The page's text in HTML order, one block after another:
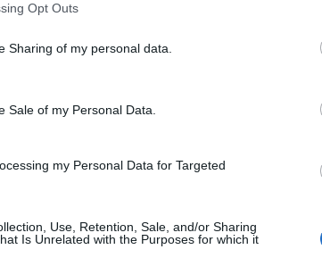
Opt Outs
Sharing of my personal data.
Sale of my Personal Data.
my Personal Data for Targeted
Use, Retention, Sale, and/or Sharing
Is Unrelated with the Purposes for which it
chystá
jako
a
protože
místních
upozornilo také
Červený
s finančním
textilu.